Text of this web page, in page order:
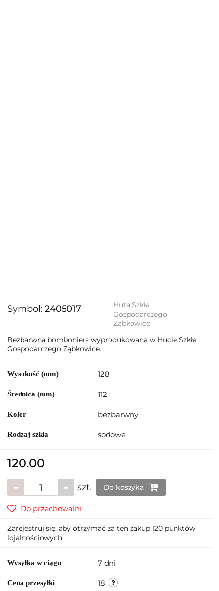
Symbol: 2405017
Huta Szkła
Gospodarczego
Ząbkowice
Bezbarwna bomboniera wyprodukowana w Hucie Szkła
Gospodarczego Ząbkowice.
Wysokość (mm) 128
Średnica (mm) 112
Kolor bezbarwny
Rodzaj szkła sodowe
120.00
szt. Do koszyka
Do przechowalni
Zarejestruj się, aby otrzymać za ten zakup 120 punktów
lojalnościowych.
Wysyłka w ciągu 7 dni
Cena przesyłki 18